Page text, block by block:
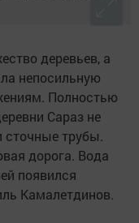
деревьев, а
непосильную
Полностью
Сараз не
трубы.
дорога. Вода
появился
Камалетдинов.